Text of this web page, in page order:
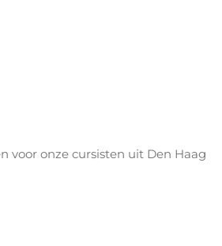
voor onze cursisten uit Den Haag